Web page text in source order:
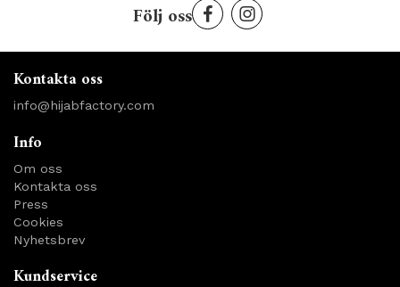
Följ oss
Kontakta oss
info@hijabfactory.com
Info
Om oss
Kontakta oss
Press
Cookies
Nyhetsbrev
Kundservice